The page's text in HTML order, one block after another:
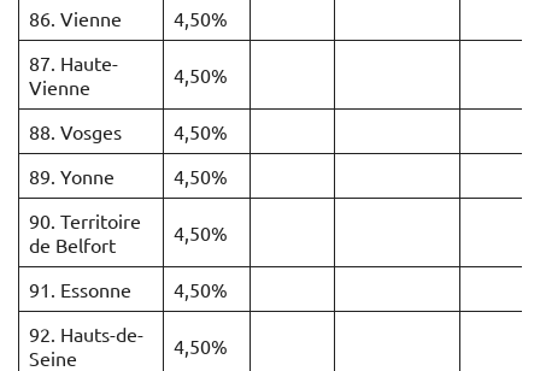
86. Vienne
4,50%
87. Haute-
Vienne
4,50%
88. Vosges
4,50%
89. Yonne
4,50%
90. Territoire
de Belfort
4,50%
91. Essonne
4,50%
92. Hauts-de-
Seine
4,50%